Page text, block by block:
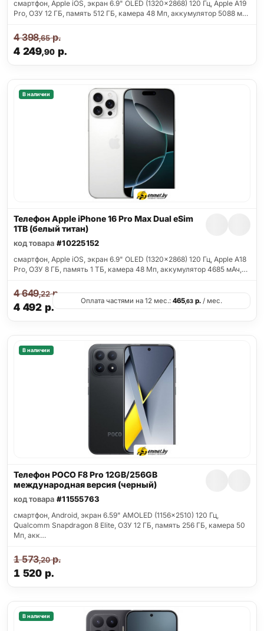
смартфон, Apple iOS, экран 6.9" OLED (1320x2868) 120 Гц, Apple A19
Pro, ОЗУ 12 ГБ, память 512 ГБ, камера 48 Мп, аккумулятор 5088 м…
4 249,90 р.
4 398,65р.
В наличии
Телефон Apple iPhone 16 Pro Max Dual eSim
1TB (белый титан)
код товара #10225152
смартфон, Apple iOS, экран 6.9" OLED (1320x2868) 120 Гц, Apple A18
Pro, ОЗУ 8 ГБ, память 1 ТБ, камера 48 Мп, аккумулятор 4685 мАч,…
4 492 р.
4 649,22р.
Оплата частями на 12 мес.: 465,63 р. / мес.
В наличии
Телефон POCO F8 Pro 12GB/256GB
международная версия (черный)
код товара #11555763
смартфон, Android, экран 6.59" AMOLED (1156x2510) 120 Гц,
Qualcomm Snapdragon 8 Elite, ОЗУ 12 ГБ, память 256 ГБ, камера 50
Мп, акк…
1 520 р.
1 573,20р.
В наличии